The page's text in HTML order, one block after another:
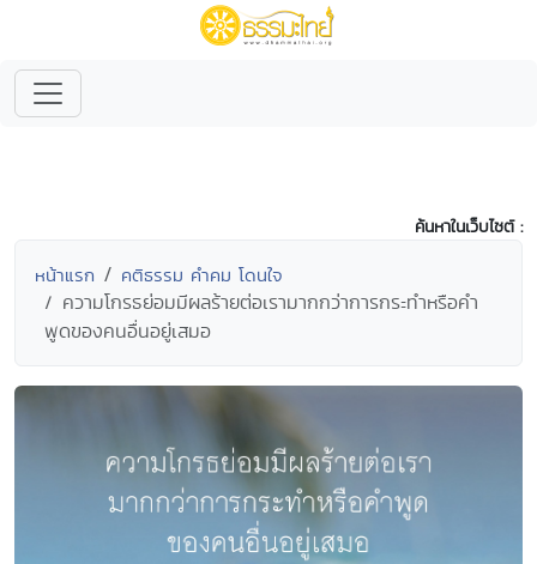
ค้นหาในเว็บไซต์ :
หน้าแรก คติธรรม คำคม โดนใจ
ความโกรธย่อมมีผลร้ายต่อเรามากกว่าการกระทำหรือคำ
พูดของคนอื่นอยู่เสมอ